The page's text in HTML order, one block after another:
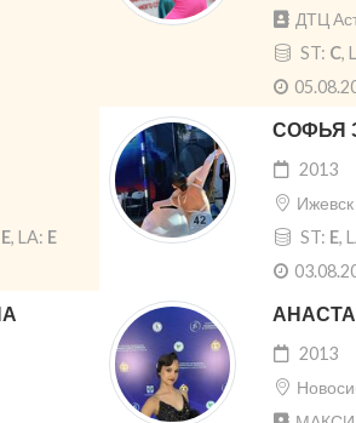
ДТЦ
ST: C,
E, LA: E
СОФЬЯ
2013
Ижевск
ST: E,
2013